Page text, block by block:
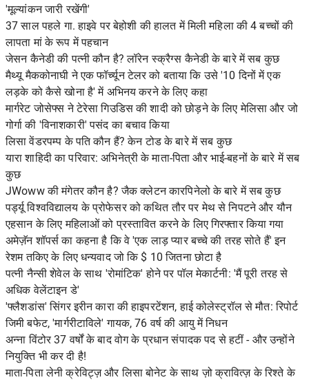
'मूल्यांकन जारी रखेंगी'
37 साल पहले गा. हाइवे पर बेहोशी की हालत में मिली महिला की 4 बच्चों की
लापता मां के रूप में पहचान
जेसन कैनेडी की पत्नी कौन है? लॉरेन स्क्रैग्स कैनेडी के बारे में सब कुछ
मैथ्यू मैककोनाघी ने एक फॉर्च्यून टेलर को बताया कि उसे '10 दिनों में एक
लड़के को कैसे खोना है' में अभिनय करने के लिए कहा
मार्गरेट जोसेफ्स ने टेरेसा गिउडिस की शादी को छोड़ने के लिए मेलिसा और जो
गोर्गा की 'विनाशकारी' पसंद का बचाव किया
लिसा वेंडरपम्प के पति कौन हैं? केन टोड के बारे में सब कुछ
यारा शाहिदी का परिवार: अभिनेत्री के माता-पिता और भाई-बहनों के बारे में सब
कुछ
JWoww की मंगेतर कौन है? जैक क्लेटन कारपिनेलो के बारे में सब कुछ
पर्ड्यू विश्वविद्यालय के प्रोफेसर को कथित तौर पर मेथ से निपटने और यौन
एहसान के लिए महिलाओं को प्रस्तावित करने के लिए गिरफ्तार किया गया
अमेज़ॅन शॉपर्स का कहना है कि वे 'एक लाड़ प्यार बच्चे की तरह सोते हैं' इन
रेशम तकिए के लिए धन्यवाद जो कि $ 10 जितना छोटा है
पत्नी नैन्सी शेवेल के साथ 'रोमांटिक' होने पर पॉल मेकार्टनी: 'मैं पूरी तरह से
अधिक वेलेंटाइन डे'
'फ्लैशडांस' सिंगर इरीन कारा की हाइपरटेंशन, हाई कोलेस्ट्रॉल से मौत: रिपोर्ट
जिमी बफेट, 'मार्गरीटाविले' गायक, 76 वर्ष की आयु में निधन
अन्ना विंटोर 37 वर्षों के बाद वोग के प्रधान संपादक पद से हटीं - और उन्होंने
नियुक्ति भी कर दी है!
माता-पिता लेनी क्रेविट्ज़ और लिसा बोनेट के साथ ज़ो क्रावित्ज़ के रिश्ते के